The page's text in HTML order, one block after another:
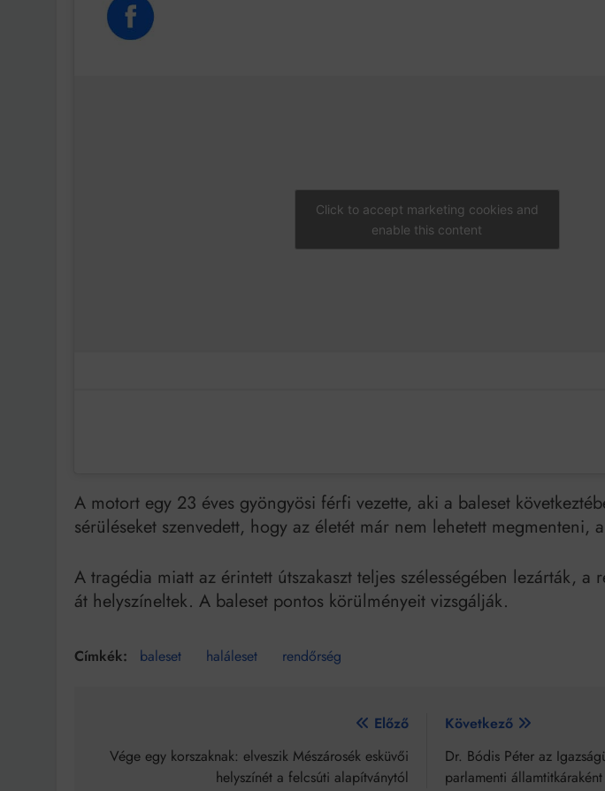
Click to accept marketing cookies and
enable this content
A motort egy 23 éves gyöngyösi férfi vezette, aki a baleset
sérüléseket szenvedett, hogy az életét már nem lehetett megmenteni,
A tragédia miatt az érintett útszakaszt teljes szélességében lezárták, a
át helyszíneltek. A baleset pontos körülményeit vizsgálják.
baleset haláleset rendőrség
navigáció
Előző
Vége egy korszaknak: elveszik Mészárosék esküvői
helyszínét a felcsúti alapítványtól
Következő
Dr. Bódis Péter az
parlamenti